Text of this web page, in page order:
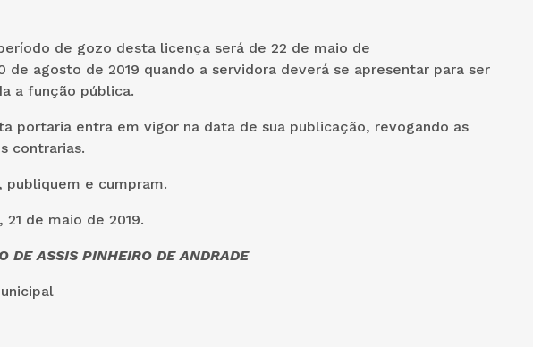
de gozo desta licença será de 22 de maio de
de agosto de 2019 quando a servidora deverá se apresentar para ser
a função pública.
portaria entra em vigor na data de sua publicação, revogando as
contrarias.
publiquem e cumpram.
21 de maio de 2019.
DE ASSIS PINHEIRO DE ANDRADE